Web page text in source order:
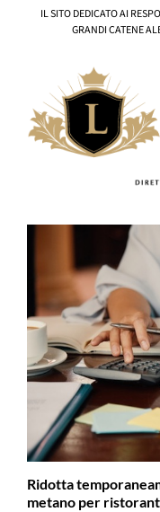
IL SITO DEDICATO AI
GRANDI CATENE
Ridotta
metano per